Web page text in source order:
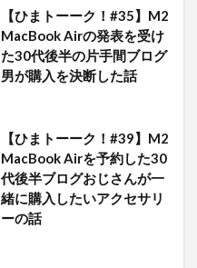
【ひまトーーク！#35】M2
MacBook Airの発表を受け
た30代後半の片手間ブログ
男が購入を決断した話
【ひまトーーク！#39】M2
MacBook Airを予約した30
代後半ブログおじさんが一
緒に購入したいアクセサリ
ーの話